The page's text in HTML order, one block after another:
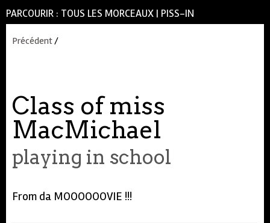
PARCOURIR : TOUS LES MORCEAUX | PISS-IN
Précédent/
Class of miss
MacMichael
playing in school
From da MOOOOOOVIE !!!